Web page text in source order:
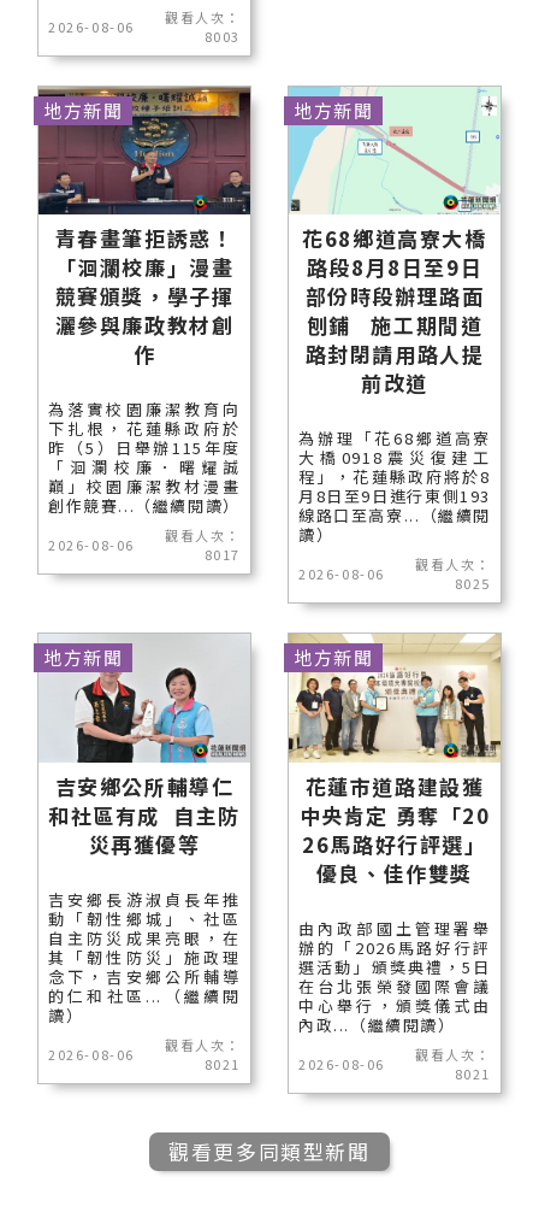
2026-08-06
觀看人次：
8003
青春畫筆拒誘惑！
「洄瀾校廉」漫畫
競賽頒獎，學子揮
灑參與廉政教材創
作
為落實校園廉潔教育向
下扎根，花蓮縣政府於
昨（5）日舉辦115年度
「洄瀾校廉．曙耀誠
巔」校園廉潔教材漫畫
創作競賽...（繼續閱讀）
2026-08-06
觀看人次：
8017
地方新聞
花68鄉道高寮大橋
路段8月8日至9日
部份時段辦理路面
刨鋪 施工期間道
路封閉請用路人提
前改道
為辦理「花68鄉道高寮
大橋0918震災復建工
程」，花蓮縣政府將於8
月8日至9日進行東側193
線路口至高寮...（繼續閱
讀）
2026-08-06
觀看人次：
8025
地方新聞
吉安鄉公所輔導仁
和社區有成 自主防
災再獲優等
吉安鄉長游淑貞長年推
動「韌性鄉城」、社區
自主防災成果亮眼，在
其「韌性防災」施政理
念下，吉安鄉公所輔導
的仁和社區...（繼續閱
讀）
2026-08-06
觀看人次：
8021
地方新聞
花蓮市道路建設獲
中央肯定 勇奪「20
26馬路好行評選」
優良、佳作雙獎
由內政部國土管理署舉
辦的「2026馬路好行評
選活動」頒獎典禮，5日
在台北張榮發國際會議
中心舉行，頒獎儀式由
內政...（繼續閱讀）
2026-08-06
觀看人次：
8021
地方新聞
觀看更多同類型新聞